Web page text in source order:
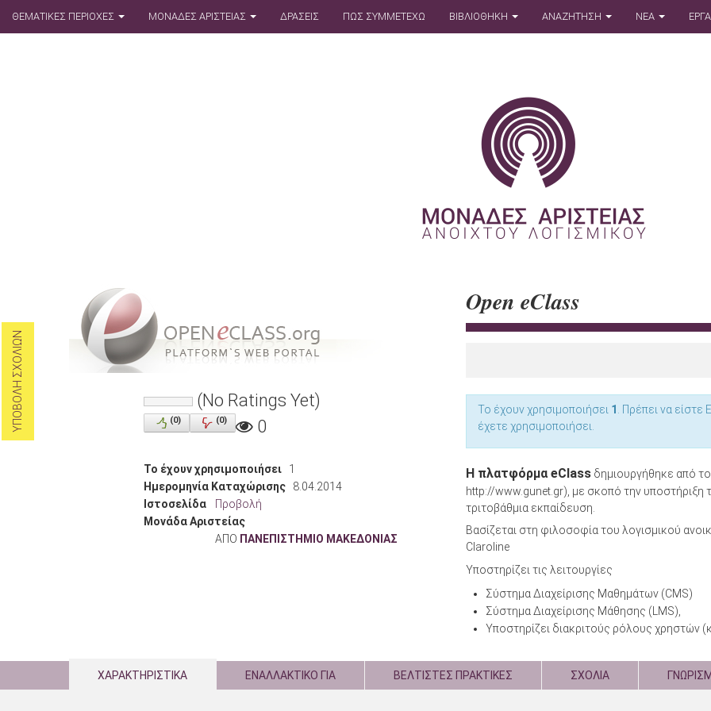
ΘΕΜΑΤΙΚΕΣ ΠΕΡΙΟΧΕΣ ΜΟΝΑΔΕΣ ΑΡΙΣΤΕΙΑΣ ΔΡΑΣΕΙΣ ΠΩΣ ΣΥΜΜΕΤΕΧΩ ΒΙΒΛΙΟΘΗΚΗ ΑΝΑΖΗΤΗΣΗ ΝΕΑ
(No Ratings Yet)
0
(0) (0)
Το έχουν χρησιμοποιήσει 1
Ημερομηνία Καταχώρισης 8.04.2014
Ιστοσελίδα
Προβολή
Μονάδα Αριστείας
ΑΠΟ ΠΑΝΕΠΙΣΤΗΜΙΟ ΜΑΚΕΔΟΝΙΑΣ
Open eClass
Το έχουν χρησιμοποιήσει 1 . Πρέπει να
έχετε χρησιμοποιήσει.
Η πλατφόρμα eClass δημιουργήθηκε από
http://www.gunet.gr), με σκοπό την
τριτοβάθμια εκπαίδευση.
Βασίζεται στη φιλοσοφία του λογισμικού
Claroline
Υποστηρίζει τις λειτουργίες
Σύστημα Διαχείρισης Μαθημάτων (CMS)
Σύστημα Διαχείρισης Μάθησης (LMS),
Υποστηρίζει διακριτούς ρόλους χρηστών
ΧΑΡΑΚΤΗΡΙΣΤΙΚΑ ΕΝΑΛΛΑΚΤΙΚΟ ΓΙΑ ΒΕΛΤΙΣΤΕΣ ΠΡΑΚΤΙΚΕΣ ΣΧΟΛΙΑ
ΥΠΟΒΟΛΗ ΣΧΟΛΙΩΝ